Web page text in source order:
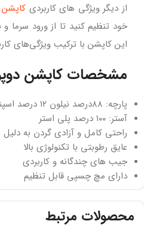
از دیگر ویژگی‌ های کاربردی
خود تنظیم کنید تا از ورود
این کاپشن با ترکیب ویژگی‌های
مشخصات کاپشن دوپوش
پارچه: ٨٨درصد نیلون ١٢ درصد اسپندکس
آستر: ١٠٠ درصد پلی استر
راحتی کامل و آزادی گردن به
عایق رطوبتی با تکنولوژی بالا
جیب های چندگانه و کاربردی
دارای مچ چسپی قابل تنظیم
محصولات مرتبط